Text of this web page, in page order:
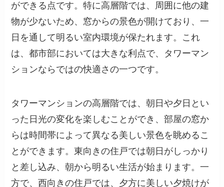
ができる点です。特に高層階では、周囲に他の建
物が少ないため、窓からの景色が開けており、一
日を通して明るい室内環境が保たれます。これ
は、都市部においては大きな利点で、タワーマン
ションならではの快適さの一つです。
タワーマンションの高層階では、朝日や夕日とい
った日光の変化を楽しむことができ、部屋の窓か
らは時間帯によって異なる美しい景色を眺めるこ
とができます。東向きの住戸では朝日がしっかり
と差し込み、朝から明るい生活が始まります。一
方で、西向きの住戸では、夕方に美しい夕焼けが